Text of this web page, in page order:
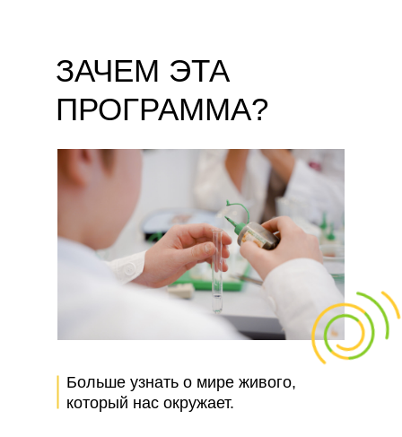
ЗАЧЕМ ЭТА
ПРОГРАММА?
Больше узнать о мире живого,
который нас окружает.